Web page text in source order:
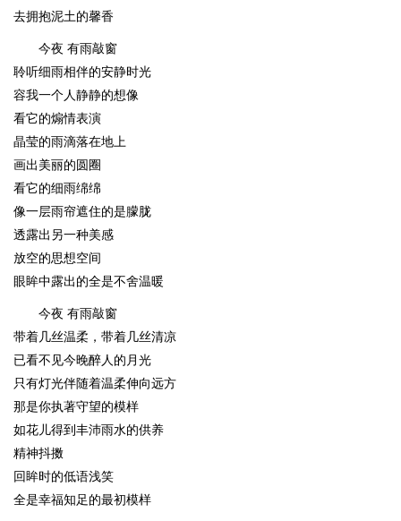
去拥抱泥土的馨香
今夜 有雨敲窗
聆听细雨相伴的安静时光
容我一个人静静的想像
看它的煽情表演
晶莹的雨滴落在地上
画出美丽的圆圈
看它的细雨绵绵
像一层雨帘遮住的是朦胧
透露出另一种美感
放空的思想空间
眼眸中露出的全是不舍温暖
今夜 有雨敲窗
带着几丝温柔，带着几丝清凉
已看不见今晚醉人的月光
只有灯光伴随着温柔伸向远方
那是你执著守望的模样
如花儿得到丰沛雨水的供养
精神抖擞
回眸时的低语浅笑
全是幸福知足的最初模样